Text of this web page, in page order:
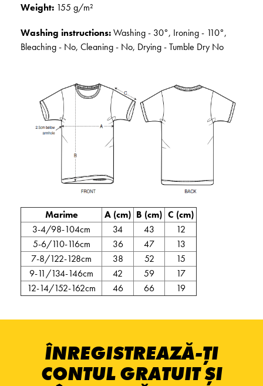
Weight: 155 g/m²
Washing instructions:Washing - 30°, Ironing - 110°,
Bleaching - No, Cleaning - No, Drying - Tumble Dry No
Marime A (cm) B (cm) C (cm)
3-4/98-104cm
34 43
12
5-6/110-116cm
36 47
13
7-8/122-128cm
38 52
15
9-11/134-146cm
42 59
17
12-14/152-162cm
46 66 19
ÎNREGISTREAZĂ-ȚI
CONTUL GRATUIT ȘI